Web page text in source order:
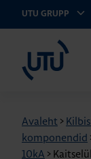
UTU GRUPP
Avaleht >
komponendid
10kA >